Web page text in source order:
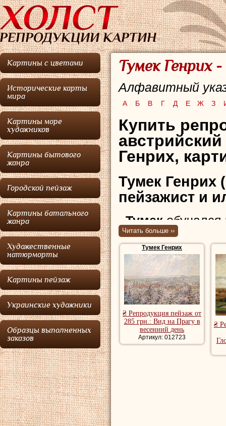
Картины с цветами
Исторические карты
мира
Картины море
художников
Картины бытового
жанра
Городской пейзаж
Картины батального
жанра
Художественные
натюрморты
Картины пейзаж
Украинские художники
Образцы выполненных
заказов
Тумек Генрих
Алфавитный
А Б В Г Д Е Ж З
Купить
Генрих,
Тумек Генрих
пейзажист и
Тумек обучался
Национальном
Венской
Питера
членом
Иоганну
Купить
репродукции
художника,
Читать больше ››
Тумек Генрих
₴ Репродукция пейзаж от
285 грн.: Вид на Прагу в
весенний день
Артикул: 012723
₴